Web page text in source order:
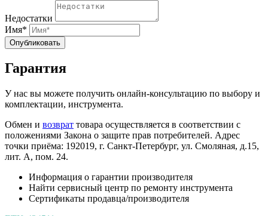
Недостатки
Имя*
Опубликовать
Гарантия
У нас вы можете получить онлайн-консультацию по выбору и
комплектации, инструмента.
Обмен и возврат товара осуществляется в соответствии с
положениями Закона о защите прав потребителей. Адрес
точки приёма: 192019, г. Санкт-Петербург, ул. Смоляная, д.15,
лит. А, пом. 24.
Информация о гарантии производителя
Найти сервисный центр по ремонту инструмента
Сертификаты продавца/производителя